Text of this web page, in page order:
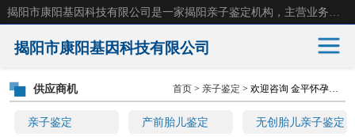
揭阳市康阳基因科技有限公司
亲子鉴定 产前胎儿鉴定 无创胎儿亲子鉴定
供应商机 首页 > 亲子鉴定 > 欢迎咨询 金平怀孕期间亲子鉴定怎么做
亲子鉴定 产前胎儿鉴定